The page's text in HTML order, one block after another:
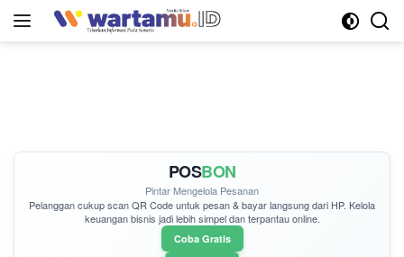
POSBON
Pintar Mengelola Pesanan
Pelanggan cukupscan QR Codeuntuk pesan & bayar langsung dari HP. Kelola
keuangan bisnis jadi lebih simpel dan terpantau online.
Coba Gratis